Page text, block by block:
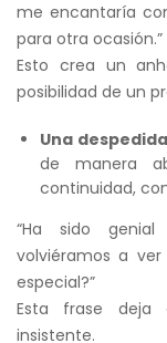
me encantaría
para otra ocasión.”
Esto crea un
posibilidad de un
Una
de manera
continuidad,
“Ha sido
volviéramos a
especial?”
Esta frase deja
insistente.